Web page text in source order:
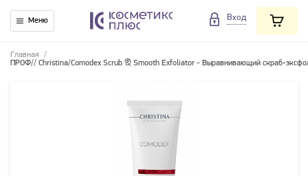
Меню Вход
Главная
/
ПРОФ// Christina/Comodex Scrub & Smooth Exfoliator - Выравнивающий скраб-